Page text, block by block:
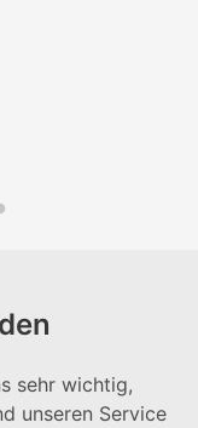
sehr wichtig,
unseren Service